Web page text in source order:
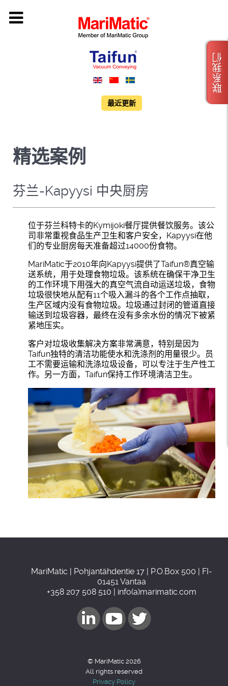
最近更新
精选案例
芬兰-Kapyysi 中央厨房
位于芬兰科特卡的Kymijoki餐厅提供餐饮服务。该公
司非常重视食品生产卫生和客户安全，Kapyysi在他
们的专业厨房每天准备超过14000份食物。
MariMatic于2010年向Kapyysi提供了Taifun®真空输
送系统，用于处理食物垃圾。该系统在确保干净卫生
的工作环境下用强大的真空气流自动运送垃圾，食物
垃圾很快地从配有11个吸入漏斗的各个工作点抽取，
生产区域内没有食物垃圾。垃圾通过封闭的管道直接
输送到垃圾容器，最终在没有多余水份的情况下被紧
紧地压实。
客户对垃圾收集解决方案非常满意，特别是因为
Taifun独特的清洁功能使水和洗涤剂的用量很少。员
工不需要运输和洗涤垃圾设备，可以专注于生产性工
作。另一方面，Taifun保持工作环境清洁卫生。
MariMatic | Pohjantähdentie 17 | P.O.Box 500 | FI-
01451 Vantaa
+358 207 508 510 | info(a)marimatic.com
© MariMatic 2026
All rights reserved
Privacy Policy
联系我们